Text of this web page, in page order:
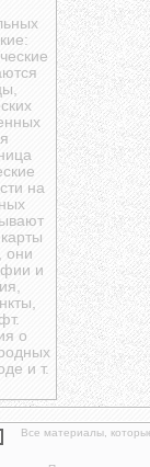
на
они
и
о
и т.
Все материалы,